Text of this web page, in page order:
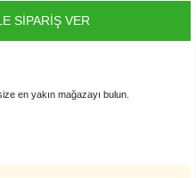
SİPARİŞ VER
en yakın mağazayı bulun.